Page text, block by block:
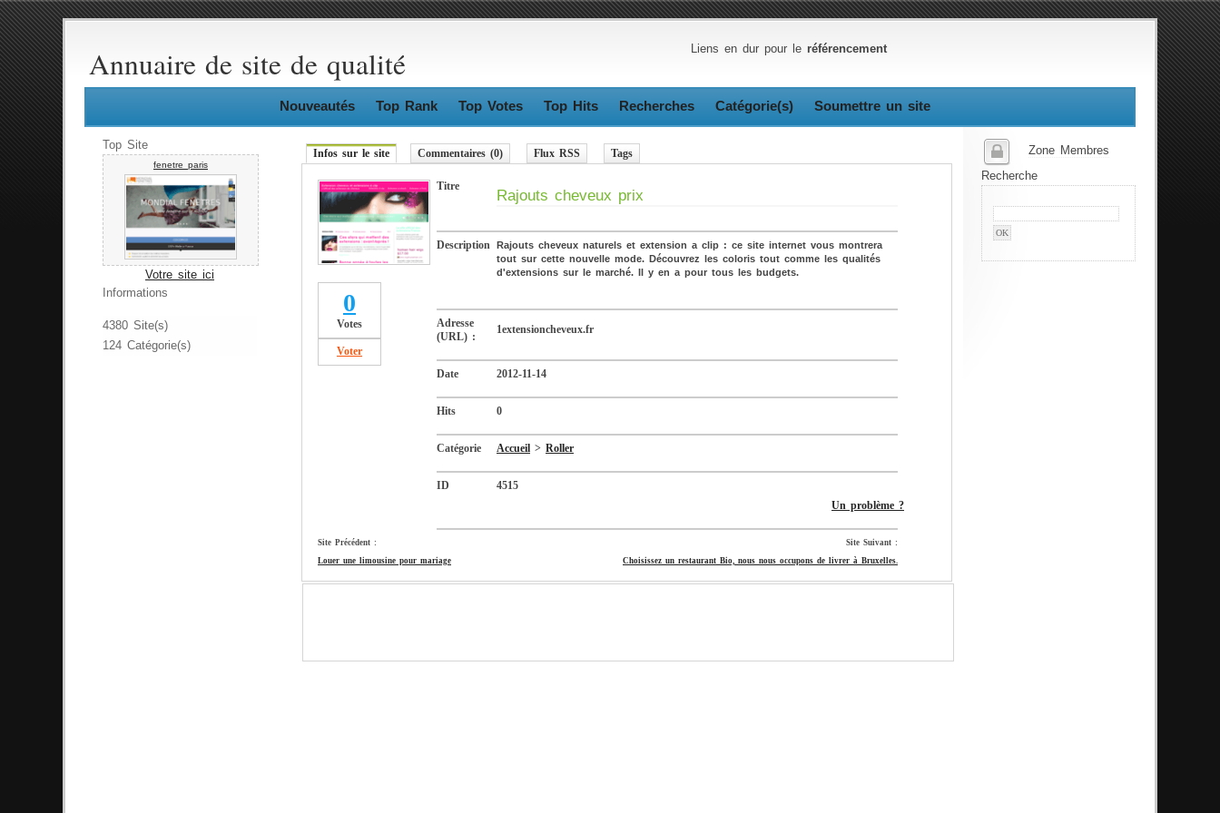
Annuaire de site de qualité Liens en dur pour le référencement
Nouveautés Top Rank Top Votes Top Hits Recherches Catégorie(s) Soumettre un site
Top Site
fenetre paris
Votre site ici
Informations
4380 Site(s)
124 Catégorie(s)
Zone Membres
Recherche
Infos sur le site Commentaires (0) Flux RSS Tags
0
Votes
Voter
Titre
Rajouts cheveux prix
Description Rajouts cheveux naturels et extension a clip : ce site internet vous montrera
tout sur cette nouvelle mode. Découvrez les coloris tout comme les qualités
d'extensions sur le marché. Il y en a pour tous les budgets.
Adresse
(URL) :
1extensioncheveux.fr
Date 2012-11-14
Hits 0
Catégorie Accueil > Roller
ID
4515
Un problème ?
Site Précédent :
Site Suivant :
Louer une limousine pour mariage
Choisissez un restaurant Bio, nous nous occupons de livrer à Bruxelles.